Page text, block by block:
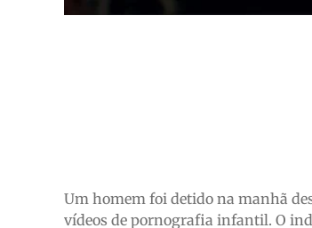
Um homem foi detido na manhã
vídeos de pornografia infantil. O